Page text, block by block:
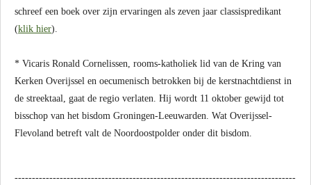
schreef een boek over zijn ervaringen als zeven jaar classispredikant
(klik hier).
* Vicaris Ronald Cornelissen, rooms-katholiek lid van de Kring van
Kerken Overijssel en oecumenisch betrokken bij de kerstnachtdienst in
de streektaal, gaat de regio verlaten. Hij wordt 11 oktober gewijd tot
bisschop van het bisdom Groningen-Leeuwarden. Wat Overijssel-
Flevoland betreft valt de Noordoostpolder onder dit bisdom.
---------------------------------------------------------------------------------